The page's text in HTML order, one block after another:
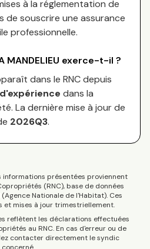
à la réglementation de
de souscrire une assurance
professionnelle.
MANDELIEU exerce-t-il ?
dans le RNC depuis
d'expérience dans la
La dernière mise à jour de
2026Q3.
informations présentées proviennent
(RNC), base de données
Nationale de l'Habitat). Ces
et mises à jour trimestriellement.
reflètent les déclarations effectuées
au RNC. En cas d'erreur ou de
contacter directement le syndic